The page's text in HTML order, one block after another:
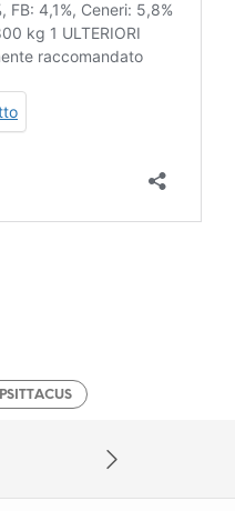
PSITTACUS